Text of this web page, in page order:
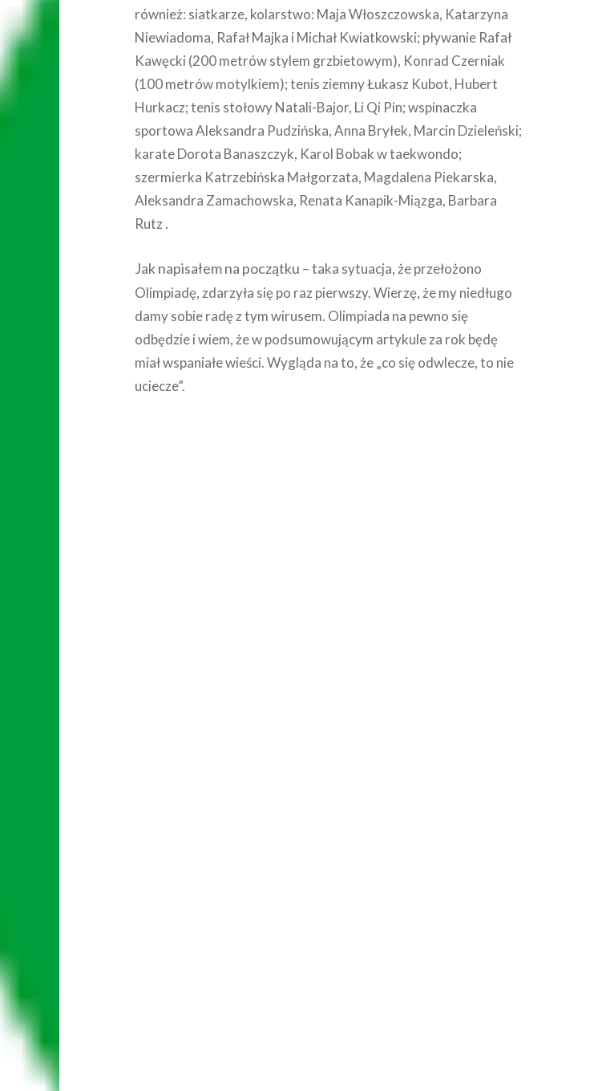
również: siatkarze, kolarstwo: Maja Włoszczowska, Katarzyna
Niewiadoma, Rafał Majka i Michał Kwiatkowski; pływanie Rafał
Kawęcki (200 metrów stylem grzbietowym), Konrad Czerniak
(100 metrów motylkiem); tenis ziemny Łukasz Kubot, Hubert
Hurkacz; tenis stołowy Natali-Bajor, Li Qi Pin; wspinaczka
sportowa Aleksandra Pudzińska, Anna Bryłek, Marcin Dzieleński;
karate Dorota Banaszczyk, Karol Bobak w taekwondo;
szermierka Katrzebińska Małgorzata, Magdalena Piekarska,
Aleksandra Zamachowska, Renata Kanapik-Miązga, Barbara
Rutz .
Jak napisałem na początku – taka sytuacja, że przełożono
Olimpiadę, zdarzyła się po raz pierwszy. Wierzę, że my niedługo
damy sobie radę z tym wirusem. Olimpiada na pewno się
odbędzie i wiem, że w podsumowującym artykule za rok będę
miał wspaniałe wieści. Wygląda na to, że „co się odwlecze, to nie
uciecze”.